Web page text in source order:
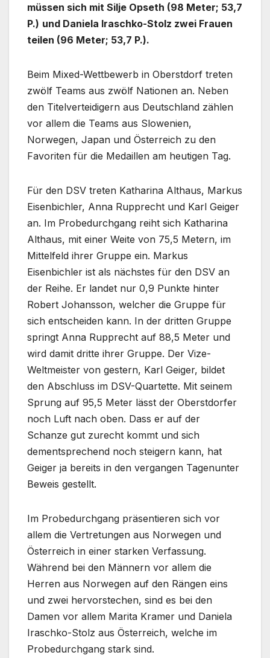
müssen sich mit Silje Opseth (98 Meter; 53,7
P.) und Daniela Iraschko-Stolz zwei Frauen
teilen (96 Meter; 53,7 P.).
Beim Mixed-Wettbewerb in Oberstdorf treten
zwölf Teams aus zwölf Nationen an. Neben
den Titelverteidigern aus Deutschland zählen
vor allem die Teams aus Slowenien,
Norwegen, Japan und Österreich zu den
Favoriten für die Medaillen am heutigen Tag.
Für den DSV treten Katharina Althaus, Markus
Eisenbichler, Anna Rupprecht und Karl Geiger
an. Im Probedurchgang reiht sich Katharina
Althaus, mit einer Weite von 75,5 Metern, im
Mittelfeld ihrer Gruppe ein. Markus
Eisenbichler ist als nächstes für den DSV an
der Reihe. Er landet nur 0,9 Punkte hinter
Robert Johansson, welcher die Gruppe für
sich entscheiden kann. In der dritten Gruppe
springt Anna Rupprecht auf 88,5 Meter und
wird damit dritte ihrer Gruppe. Der Vize-
Weltmeister von gestern, Karl Geiger, bildet
den Abschluss im DSV-Quartette. Mit seinem
Sprung auf 95,5 Meter lässt der Oberstdorfer
noch Luft nach oben. Dass er auf der
Schanze gut zurecht kommt und sich
dementsprechend noch steigern kann, hat
Geiger ja bereits in den vergangen Tagenunter
Beweis gestellt.
Im Probedurchgang präsentieren sich vor
allem die Vertretungen aus Norwegen und
Österreich in einer starken Verfassung.
Während bei den Männern vor allem die
Herren aus Norwegen auf den Rängen eins
und zwei hervorstechen, sind es bei den
Damen vor allem Marita Kramer und Daniela
Iraschko-Stolz aus Österreich, welche im
Probedurchgang stark sind.